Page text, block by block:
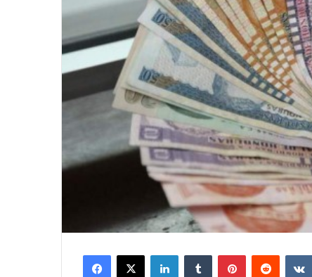
Facebook
X LinkedInTumblr PinterestReddit